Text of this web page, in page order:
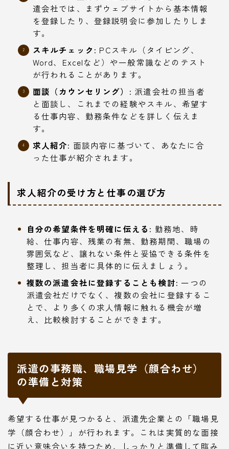
遣会社では、まずウェブサイトから基本情報
を登録したり、登録説明会に参加したりしま
す。
スキルチェック: PCスキル（タイピング、
Word、Excelなど）や一般常識などのテスト
が行われることがあります。
面談（カウンセリング）: 派遣会社の担当者
と面談し、これまでの経験やスキル、希望す
る仕事内容、勤務条件などを詳しく伝えま
す。
求人紹介: 面談内容に基づいて、あなたに合
った仕事が紹介されます。
求人紹介の受け方と仕事の選び方
自分の希望条件を明確に伝える: 勤務地、時
給、仕事内容、残業の有無、勤務期間、職場の
雰囲気など、譲れない条件と妥協できる条件を
整理し、担当者に具体的に伝えましょう。
複数の派遣会社に登録することも検討: 一つの
派遣会社だけでなく、複数の会社に登録するこ
とで、より多くの求人情報に触れる機会が増
え、比較検討することができます。
派遣の事務職、職場見学（顔合わせ）
の準備と対策
希望する仕事が見つかると、派遣先企業との「職場見
学（顔合わせ）」が行われます。これは実質的な面接
に近い意味合いを持つため、しっかりと準備して臨み